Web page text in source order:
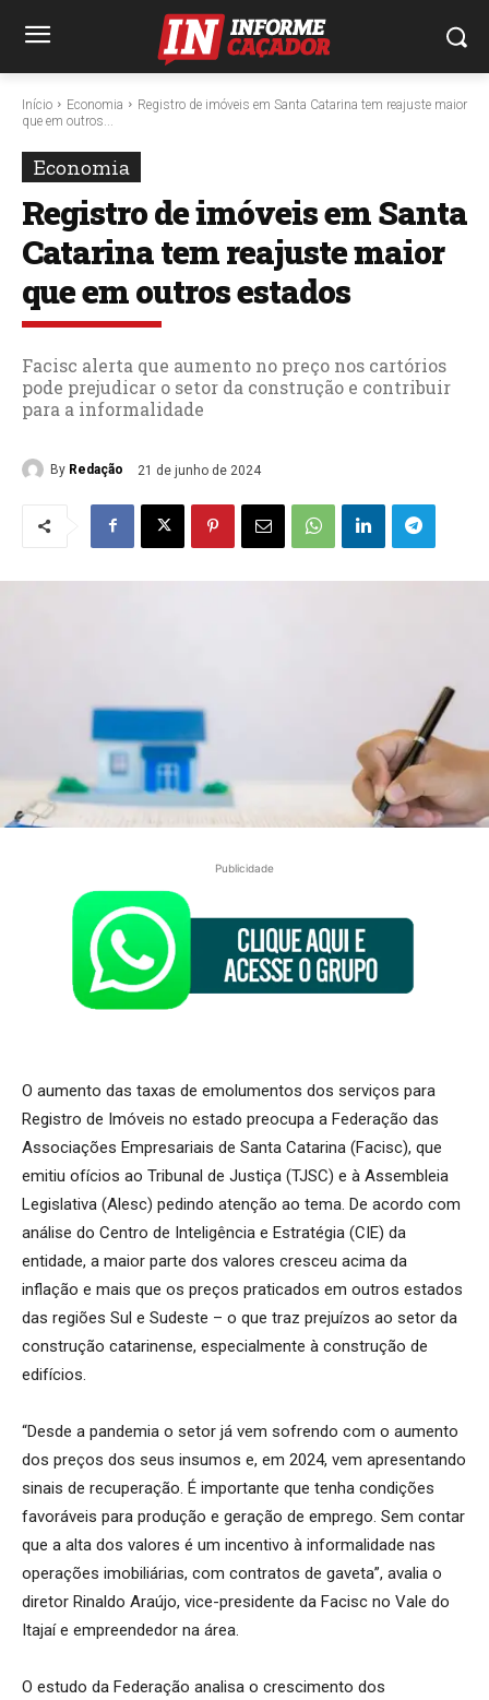
Início Economia
Registro de imóveis em Santa Catarina tem reajuste maior
que em outros...
Economia
Registro de imóveis em Santa
Catarina tem reajuste maior
que em outros estados
Facisc alerta que aumento no preço nos cartórios
pode prejudicar o setor da construção e contribuir
para a informalidade
By Redação 21 de junho de 2024
Publicidade
O aumento das taxas de emolumentos dos serviços para
Registro de Imóveis no estado preocupa a Federação das
Associações Empresariais de Santa Catarina (Facisc), que
emitiu ofícios ao Tribunal de Justiça (TJSC) e à Assembleia
Legislativa (Alesc) pedindo atenção ao tema. De acordo com
análise do Centro de Inteligência e Estratégia (CIE) da
entidade, a maior parte dos valores cresceu acima da
inflação e mais que os preços praticados em outros estados
das regiões Sul e Sudeste – o que traz prejuízos ao setor da
construção catarinense, especialmente à construção de
edifícios.
“Desde a pandemia o setor já vem sofrendo com o aumento
dos preços dos seus insumos e, em 2024, vem apresentando
sinais de recuperação. É importante que tenha condições
favoráveis para produção e geração de emprego. Sem contar
que a alta dos valores é um incentivo à informalidade nas
operações imobiliárias, com contratos de gaveta”, avalia o
diretor Rinaldo Araújo, vice-presidente da Facisc no Vale do
Itajaí e empreendedor na área.
O estudo da Federação analisa o crescimento dos